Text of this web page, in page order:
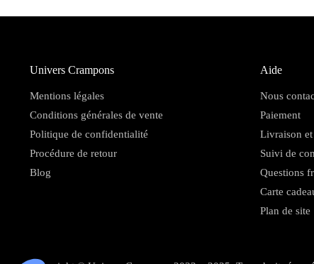
Univers Crampons
Mentions légales
Conditions générales de vente
Politique de confidentialité
Procédure de retour
Blog
Aide
Nous
Paiement
Livraison
Suivi de
Questions
Carte
Plan de site